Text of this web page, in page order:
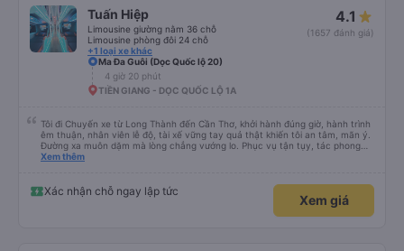
Tuấn Hiệp
Limousine giường nằm 36 chỗ
Limousine phòng đôi 24 chỗ
+1 loại xe khác
4.1
(1657 đánh giá)
Ma Đa Guôi (Dọc Quốc lộ 20)
4 giờ 20 phút
TIỀN GIANG - DỌC QUỐC LỘ 1A
Tôi đi Chuyến xe từ Long Thành đến Cần Thơ, khởi hành đúng giờ, hành trình
êm thuận, nhân viên lễ độ, tài xế vững tay quả thật khiến tôi an tâm, mãn ý.
Đường xa muôn dặm mà lòng chẳng vướng lo. Phục vụ tận tụy, tác phong
nghiêm cẩn, hiếm thấy giữa thời buổi kim tiền vội vã. Xã hội loạn đạo. Xin gửi
Xem thêm
Xác nhận chỗ ngay lập tức
Xem giá